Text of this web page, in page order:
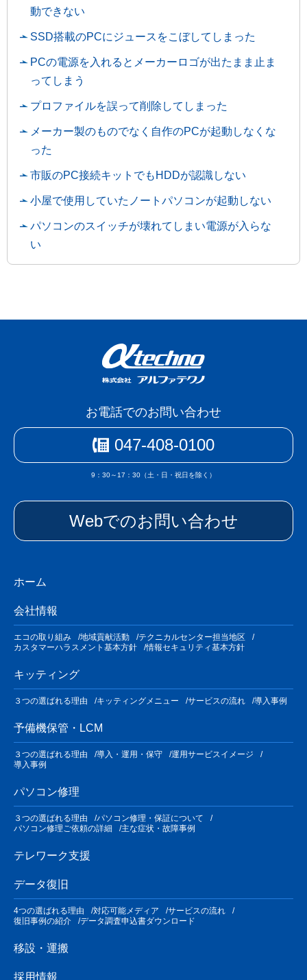
動できない
SSD搭載のPCにジュースをこぼしてしまった
PCの電源を入れるとメーカーロゴが出たまま止ま
ってしまう
プロファイルを誤って削除してしまった
メーカー製のものでなく自作のPCが起動しなくな
った
市販のPC接続キットでもHDDが認識しない
小屋で使用していたノートパソコンが起動しない
パソコンのスイッチが壊れてしまい電源が入らな
い
お電話でのお問い合わせ
047-408-0100
9：30～17：30（土・日・祝日を除く）
Webでのお問い合わせ
ホーム
会社情報
エコの取り組み 地域貢献活動
テクニカルセンター担当地区
カスタマーハラスメント基本方針
情報セキュリティ基本方針
キッティング
３つの選ばれる理由 キッティングメニュー サービスの流れ 導入事例
予備機保管・LCM
３つの選ばれる理由 導入・運用・保守
運用サービスイメージ
導入事例
パソコン修理
３つの選ばれる理由
パソコン修理・保証について
パソコン修理ご依頼の詳細
主な症状・故障事例
テレワーク支援
データ復旧
4つの選ばれる理由 対応可能メディア
サービスの流れ
復旧事例の紹介
データ調査申込書ダウンロード
移設・運搬
採用情報